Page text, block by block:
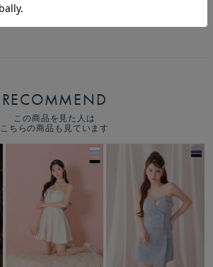
カートボタンへ
RECOMMEND
この商品を見た人は
こちらの商品も見ています